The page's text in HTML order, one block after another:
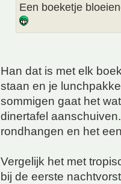
Een boeketje
Han dat is met elk
staan en je
sommigen gaat het
dinertafel
rondhangen en het
Vergelijk het met
bij de eerste